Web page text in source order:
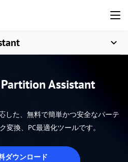
Assistant
した、無料で簡単かつ安全なパーテ
変換、PC最適化ツールです。
ダウンロード